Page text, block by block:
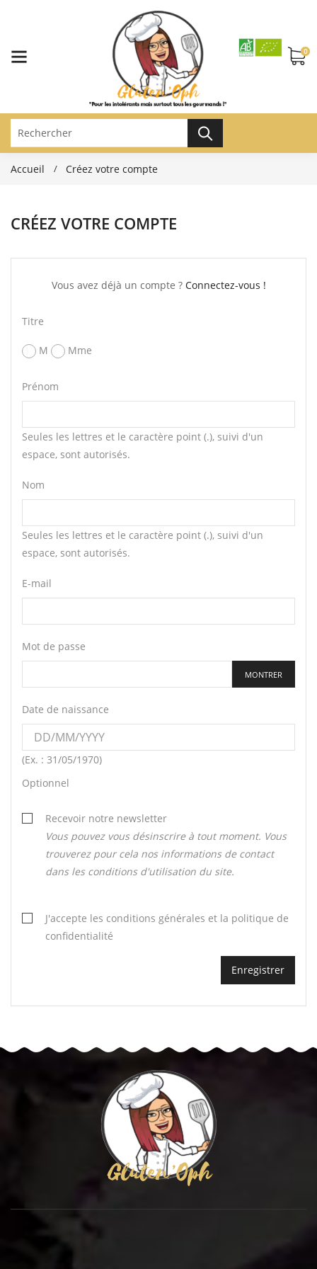
0
Accueil Créez votre compte
CRÉEZ VOTRE COMPTE
Vous avez déjà un compte ? Connectez-vous !
Titre
M Mme
Prénom
Seules les lettres et le caractère point (.), suivi d'un
espace, sont autorisés.
Nom
Seules les lettres et le caractère point (.), suivi d'un
espace, sont autorisés.
E-mail
Mot de passe
MONTRER
Date de naissance
(Ex. : 31/05/1970)
Optionnel
Recevoir notre newsletter
Vous pouvez vous désinscrire à tout moment. Vous
trouverez pour cela nos informations de contact
dans les conditions d'utilisation du site.
J'accepte les conditions générales et la politique de
confidentialité
Enregistrer